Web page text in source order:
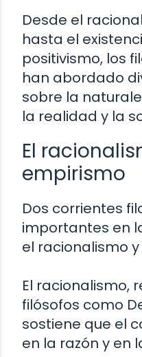
Desde el
hasta el
positivismo, los
han abordado
sobre la
la realidad y la
El
empirismo
Dos corrientes
importantes en
el racionalismo
El racionalismo,
filósofos como
sostiene que el
en la razón y en